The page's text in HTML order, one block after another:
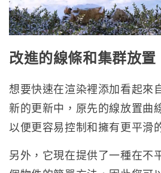
改進的線條和集群放置
想要快速在渲染裡添加看起來
新的更新中，原先的線放置曲
以便更容易控制和擁有更平滑
另外，它現在提供了一種在不